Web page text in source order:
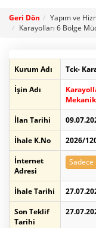
Geri Dön Yapım ve
Karayolları 6 Bölge
Kurum Adı
Tck-
İşin Adı
İlan Tarihi
İhale K.No
2026/
İnternet
Adresi
İhale Tarihi
Son Teklif
Tarihi